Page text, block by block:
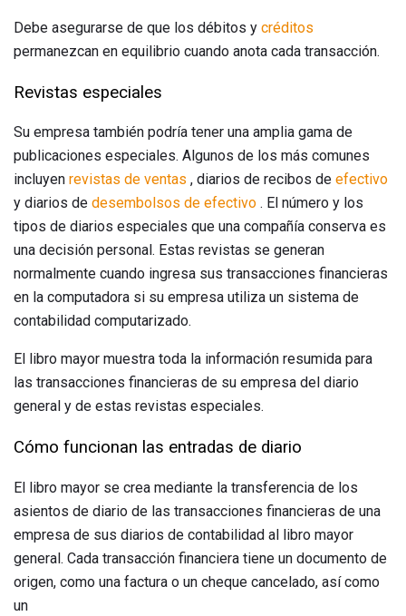
Debe asegurarse de que los débitos y créditos
permanezcan en equilibrio cuando anota cada transacción.
Revistas especiales
Su empresa también podría tener una amplia gama de
publicaciones especiales. Algunos de los más comunes
incluyen revistas de ventas , diarios de recibos de efectivo
y diarios de desembolsos de efectivo . El número y los
tipos de diarios especiales que una compañía conserva es
una decisión personal. Estas revistas se generan
normalmente cuando ingresa sus transacciones financieras
en la computadora si su empresa utiliza un sistema de
contabilidad computarizado.
El libro mayor muestra toda la información resumida para
las transacciones financieras de su empresa del diario
general y de estas revistas especiales.
Cómo funcionan las entradas de diario
El libro mayor se crea mediante la transferencia de los
asientos de diario de las transacciones financieras de una
empresa de sus diarios de contabilidad al libro mayor
general. Cada transacción financiera tiene un documento de
origen, como una factura o un cheque cancelado, así como
un